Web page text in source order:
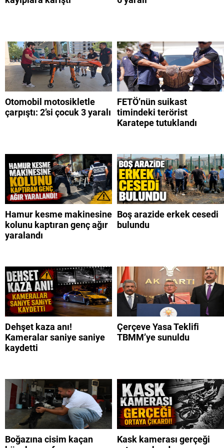
Otomobil motosikletle
çarpıştı: 2’si çocuk 3 yaralı
FETÖ’nün suikast
timindeki terörist
Karatepe tutuklandı
Hamur kesme makinesine
kolunu kaptıran genç ağır
yaralandı
Boş arazide erkek cesedi
bulundu
Dehşet kaza anı!
Kameralar saniye saniye
kaydetti
Çerçeve Yasa Teklifi
TBMM’ye sunuldu
Boğazına cisim kaçan
Kask kamerası gerçeği